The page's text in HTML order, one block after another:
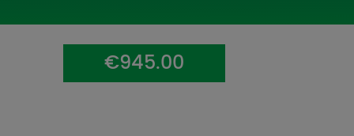
IMPRO KONKURSI€945.00